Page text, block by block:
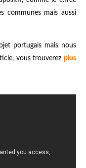
communes mais aussi
portugais mais nous
vous trouverez plus